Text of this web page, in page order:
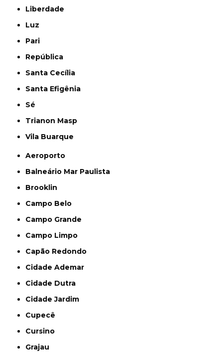
Liberdade
Luz
Pari
República
Santa Cecília
Santa Efigênia
Sé
Trianon Masp
Vila Buarque
Aeroporto
Balneário Mar Paulista
Brooklin
Campo Belo
Campo Grande
Campo Limpo
Capão Redondo
Cidade Ademar
Cidade Dutra
Cidade Jardim
Cupecê
Cursino
Grajau